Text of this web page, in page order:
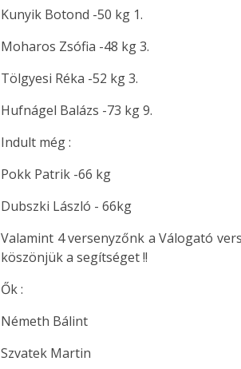
Kunyik Botond -50 kg 1.
Moharos Zsófia -48 kg 3.
Tölgyesi Réka -52 kg 3.
Hufnágel Balázs -73 kg 9.
Indult még :
Pokk Patrik -66 kg
Dubszki László - 66kg
Valamint 4 versenyzőnk a Válogató
köszönjük a segítséget !!
Ők :
Németh Bálint
Szvatek Martin